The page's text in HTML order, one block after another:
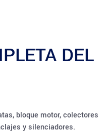
DEL
bloque motor, colectores
y silenciadores.